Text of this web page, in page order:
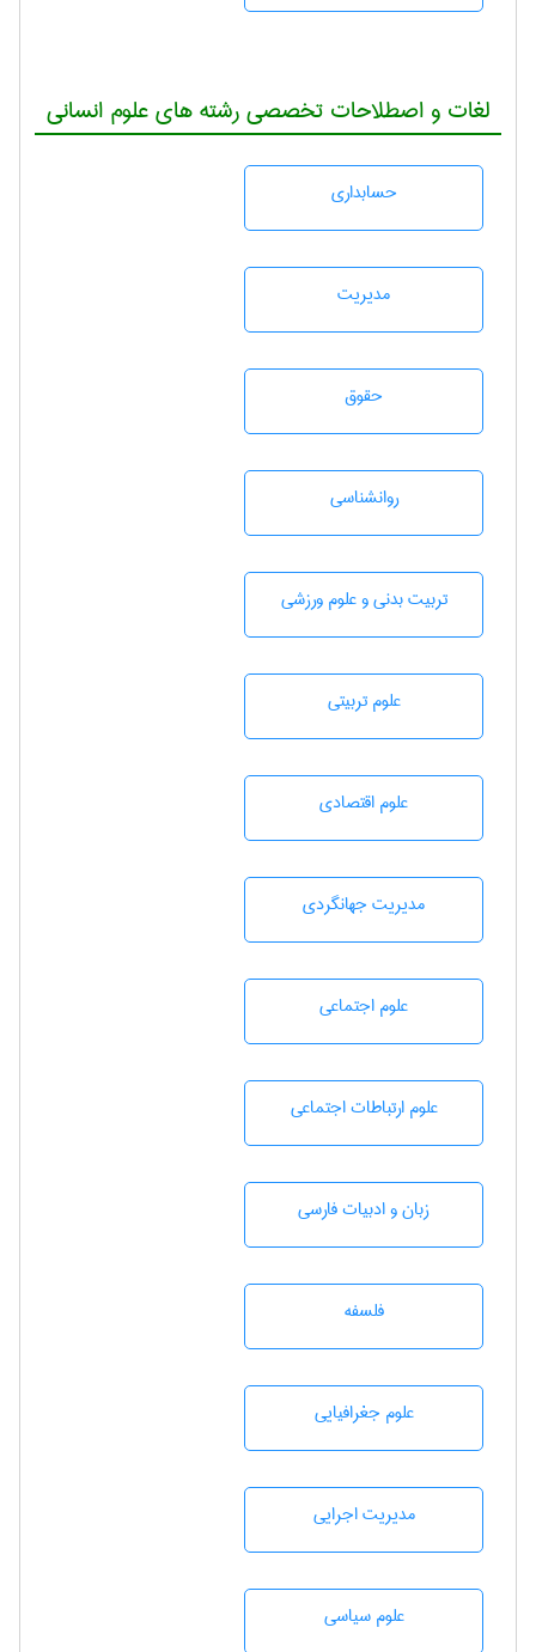
لغات و اصطلاحات تخصصی رشته های علوم انسانی
حسابداری
مديريت
حقوق
روانشناسی
تربيت بدنی و علوم ورزشی
علوم تربيتی
علوم اقتصادی
مديريت جهانگردی
علوم اجتماعی
علوم ارتباطات اجتماعی
زبان و ادبيات فارسی
فلسفه
علوم جغرافيايی
مديريت اجرايی
علوم سياسی